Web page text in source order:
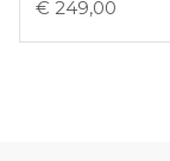
€ 249,00